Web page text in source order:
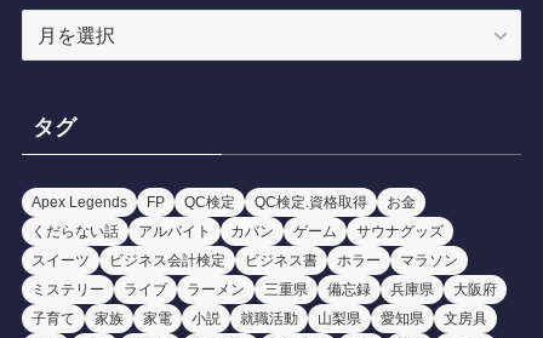
ー
ブ
タグ
Apex Legends FP QC検定 QC検定.資格取得
お金
くだらない話
アルバイト カバン ゲーム
サウナグッズ
スイーツ
ビジネス会計検定 ビジネス書 ホラー
マラソン
ミステリー
ライブ ラーメン 三重県 備忘録 兵庫県
大阪府
子育て
家族 家電 小説 就職活動 山梨県 愛知県
文房具